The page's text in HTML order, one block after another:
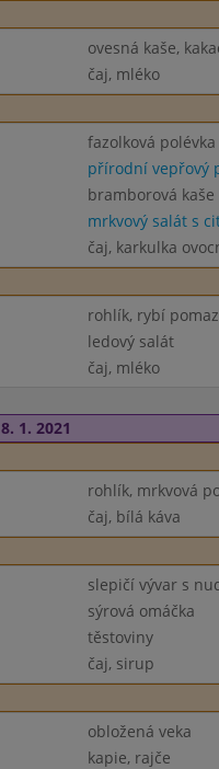
ovesná kaše,
čaj, mléko
fazolková polévka
přírodní vepřový
bramborová kaše
mrkvový salát s
čaj, karkulka
rohlík, rybí
ledový salát
čaj, mléko
1. 2021
rohlík, mrkvová
čaj, bílá káva
slepičí vývar s
sýrová omáčka
těstoviny
čaj, sirup
obložená veka
kapie, rajče